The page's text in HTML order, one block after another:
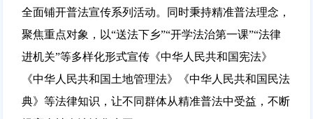
全面铺开普法宣传系列活动。同时秉持精准普法理念，
聚焦重点对象，以“送法下乡”“开学法治第一课”“法律
进机关”等多样化形式宣传《中华人民共和国宪法》
《中华人民共和国土地管理法》《中华人民共和国民法
典》等法律知识，让不同群体从精准普法中受益，不断